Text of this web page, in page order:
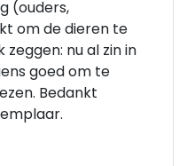
(ouders,
om de dieren te
nu al zin in
goed om te
Bedankt